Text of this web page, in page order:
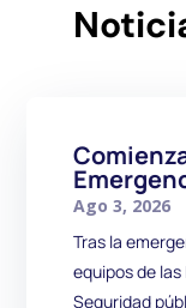
Ago 3, 2026
Tras la
equipos de
Seguridad